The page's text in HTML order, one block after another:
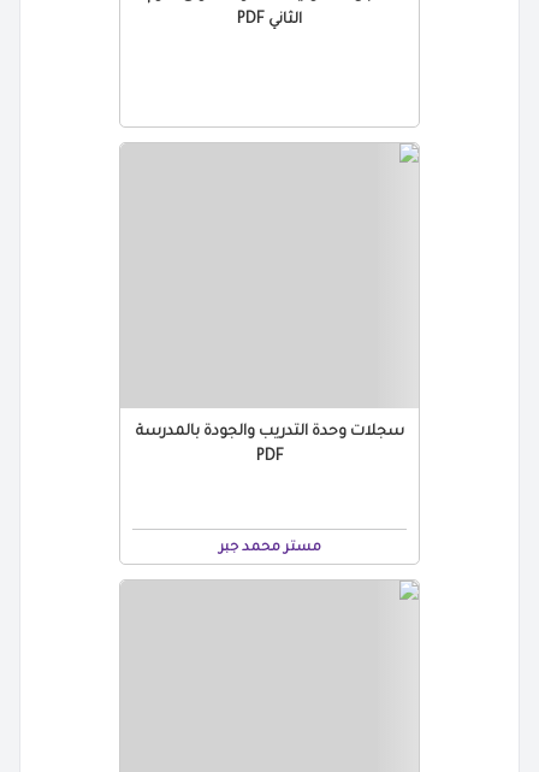
الثاني PDF
سجلات وحدة التدريب والجودة بالمدرسة
PDF
مستر محمد جبر